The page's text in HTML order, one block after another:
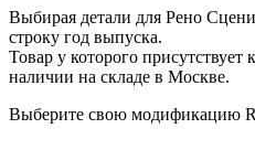
Выбирая детали для Рено
строку год выпуска.
Товар у которого присутствует
наличии на складе в Москве.
Выберите свою модификацию